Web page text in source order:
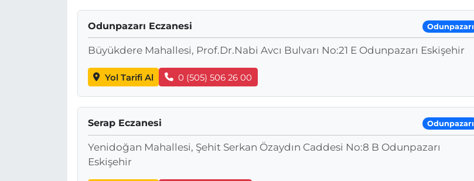
Odunpazarı Eczanesi Odunpazarı
Büyükdere Mahallesi, Prof.Dr.Nabi Avcı Bulvarı No:21 E Odunpazarı Eskişehir
Yol Tarifi Al 0 (505) 506 26 00
Serap Eczanesi Odunpazarı
Yenidoğan Mahallesi, Şehit Serkan Özaydın Caddesi No:8 B Odunpazarı
Eskişehir